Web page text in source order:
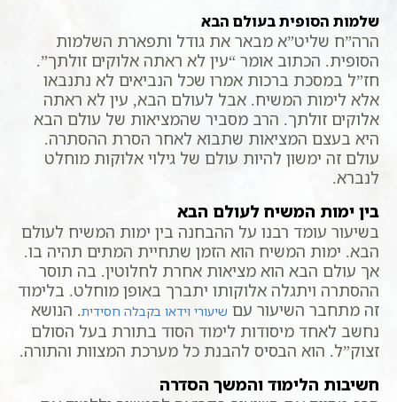
שלמות הסופית בעולם הבא
הרה”ח שליט”א מבאר את גודל ותפארת השלמות
הסופית. הכתוב אומר “עין לא ראתה אלוקים זולתך”.
חז”ל במסכת ברכות אמרו שכל הנביאים לא נתנבאו
אלא לימות המשיח. אבל לעולם הבא, עין לא ראתה
אלוקים זולתך. הרב מסביר שהמציאות של עולם הבא
היא בעצם המציאות שתבוא לאחר הסרת ההסתרה.
עולם זה ימשון להיות עולם של גילוי אלוקות מוחלט
לנברא.
בין ימות המשיח לעולם הבא
בשיעור עומד רבנו על ההבחנה בין ימות המשיח לעולם
הבא. ימות המשיח הוא הזמן שתחיית המתים תהיה בו.
אך עולם הבא הוא מציאות אחרת לחלוטין. בה תוסר
ההסתרה ויתגלה אלוקותו יתברך באופן מוחלט. בלימוד
זה מתחבר השיעור עם שיעורי וידאו בקבלה חסידית. הנושא
נחשב לאחד מיסודות לימוד הסוד בתורת בעל הסולם
זצוק”ל. הוא הבסיס להבנת כל מערכת המצוות והתורה.
חשיבות הלימוד והמשך הסדרה